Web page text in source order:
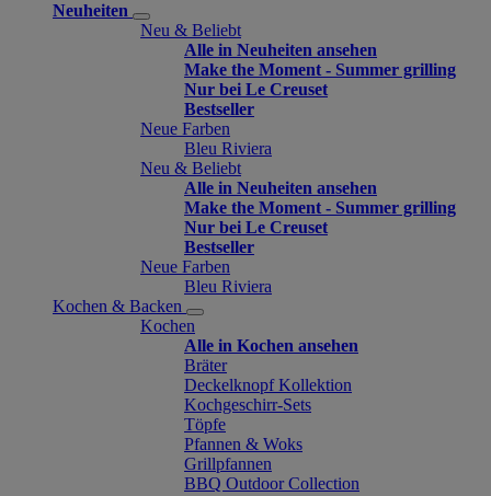
Neuheiten
Neu & Beliebt
Alle in Neuheiten ansehen
Make the Moment - Summer grilling
Nur bei Le Creuset
Bestseller
Neue Farben
Bleu Riviera
Neu & Beliebt
Alle in Neuheiten ansehen
Make the Moment - Summer grilling
Nur bei Le Creuset
Bestseller
Neue Farben
Bleu Riviera
Kochen & Backen
Kochen
Alle in Kochen ansehen
Bräter
Deckelknopf Kollektion
Kochgeschirr-Sets
Töpfe
Pfannen & Woks
Grillpfannen
BBQ Outdoor Collection